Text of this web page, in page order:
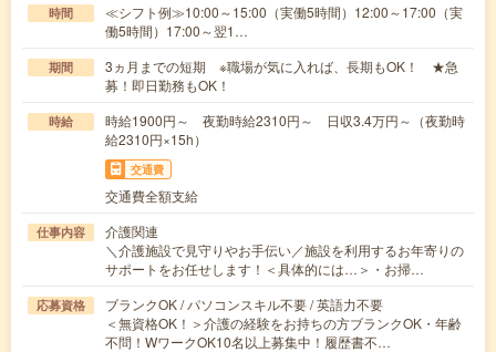
時間
≪シフト例≫10:00～15:00（実働5時間）12:00～17:00（実
働5時間）17:00～翌1…
期間
3ヵ月までの短期 ※職場が気に入れば、長期もOK！ ★急
募！即日勤務もOK！
時給
時給1900円～ 夜勤時給2310円～ 日収3.4万円～（夜勤時
給2310円×15h）
交通費
交通費全額支給
仕事内容
介護関連
＼介護施設で見守りやお手伝い／施設を利用するお年寄りの
サポートをお任せします！＜具体的には…＞・お掃…
応募資格
ブランクOK / パソコンスキル不要 / 英語力不要
＜無資格OK！＞介護の経験をお持ちの方ブランクOK・年齢
不問！WワークOK10名以上募集中！履歴書不…